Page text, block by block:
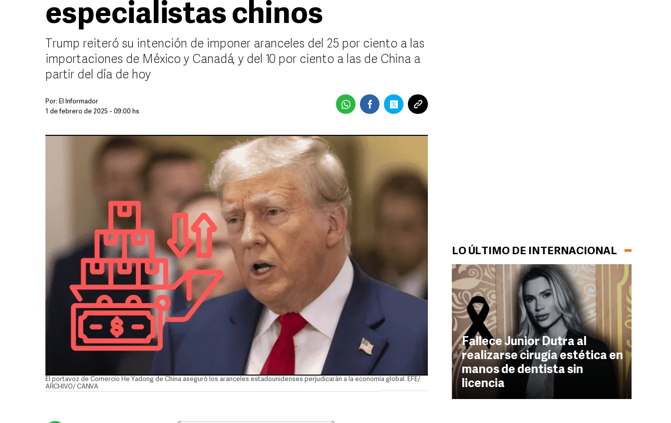
LO ÚLTIMO DE INTERNACIONAL
Fallece Junior Dutra al
realizarse cirugía estética en
manos de dentista sin
licencia
especialistas chinos
Trump reiteró su intención de imponer aranceles del 25 por ciento a las
importaciones de México y Canadá, y del 10 por ciento a las de China a
partir del día de hoy
Por: El Informador
1 de febrero de 2025 - 09:00 hs
El portavoz de Comercio He Yadong de China aseguró los aranceles estadounidenses perjudicarán a la economía global. EFE/
ARCHIVO/ CANVA